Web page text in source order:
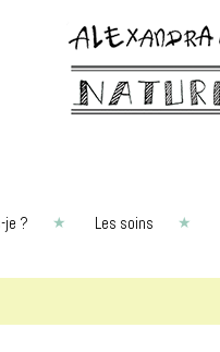
je ? Les soins